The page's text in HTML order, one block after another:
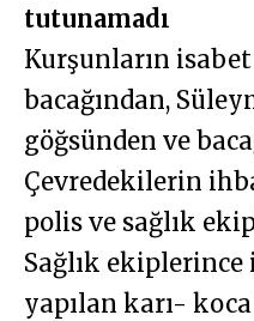
tutunamadı
Kurşunların
bacağından,
göğsünden ve
Çevredekilerin
polis ve sağlık
Sağlık
yapılan karı-